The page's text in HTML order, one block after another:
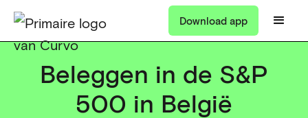
Download app
Beleggen in de S&P
500 in België